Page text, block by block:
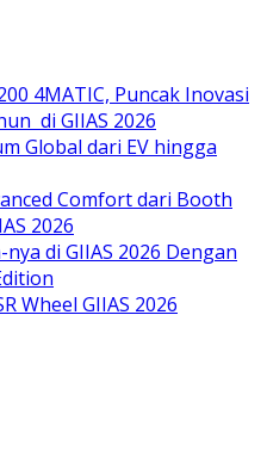
4MATIC, Puncak Inovasi
di GIIAS 2026
Global dari EV hingga
Comfort dari Booth
2026
di GIIAS 2026 Dengan
Wheel GIIAS 2026